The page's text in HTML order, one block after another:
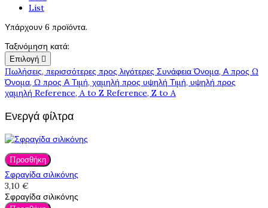
List
Υπάρχουν 6 προϊόντα.
Ταξινόμηση κατά:
Επιλογή 
Πωλήσεις, περισσότερες προς λιγότερες ΣυνάφειαΌνομα, Α προς Ω
Όνομα, Ω προς ΑΤιμή, χαμηλή προς υψηλή Τιμή, υψηλή προς
χαμηλή Reference, A to Z Reference, Z to A
Ενεργά φίλτρα
Προσθήκη
Σφραγίδα σιλικόνης
3,10 €
Σφραγίδα σιλικόνης